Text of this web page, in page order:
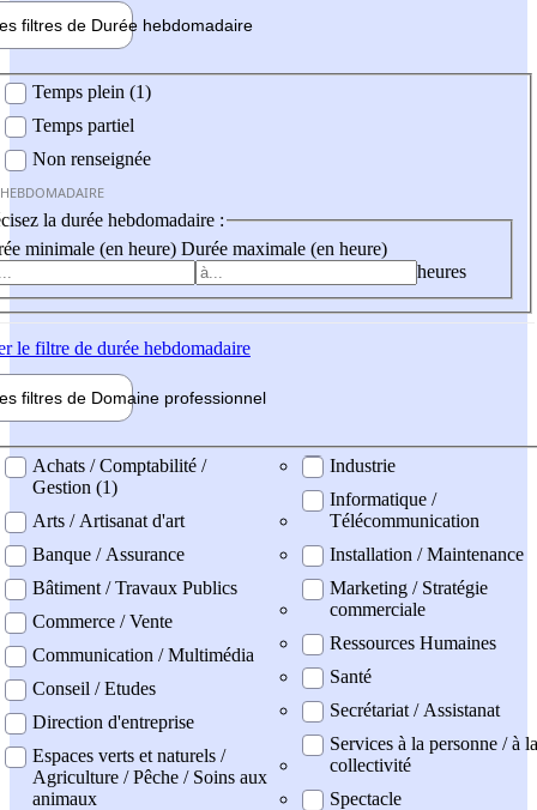
filtres de Durée hebdomadaire
Temps plein (1)
Temps partiel
Non renseignée
la durée hebdomadaire :
minimale (en heure) Durée maximale (en heure)
heures
le filtre de durée hebdomadaire
filtres de Domaine professionnel
professionel
Achats / Comptabilité /
Gestion (1)
Arts / Artisanat d'art
Banque / Assurance
Bâtiment / Travaux Publics
Commerce / Vente
Communication / Multimédia
Conseil / Etudes
Direction d'entreprise
Espaces verts et naturels /
Agriculture / Pêche / Soins aux
animaux
Industrie
Informatique /
Télécommunication
Installation / Maintenance
Marketing / Stratégie
commerciale
Ressources Humaines
Santé
Secrétariat / Assistanat
Services à la personne / à la
collectivité
Spectacle